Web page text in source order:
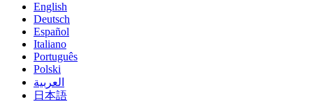
English
Deutsch
Español
Italiano
Português
Polski
العربية
日本語